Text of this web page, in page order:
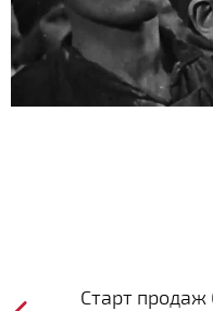
Старт продаж